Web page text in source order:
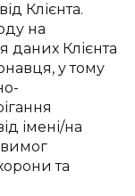
Клієнта.
на
даних Клієнта
у тому
імені/на
вимог
та